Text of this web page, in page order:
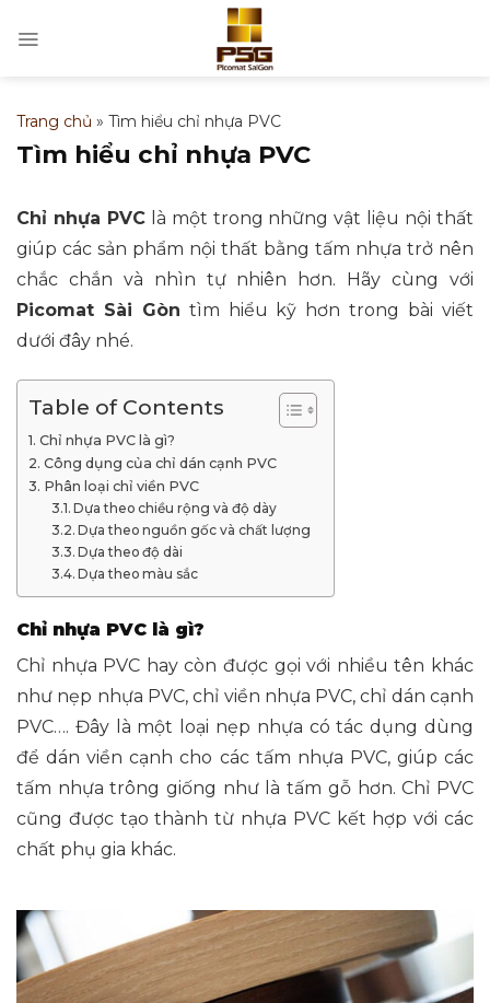
qua
Trang chủ » Tìm hiểu chỉ nhựa PVC
Tìm hiểu chỉ nhựa PVC
Chỉ nhựa PVClà một trong những vật liệu nội thất
giúp các sản phẩm nội thất bằng tấm nhựa trở nên
chắc chắn và nhìn tự nhiên hơn. Hãy cùng với
Picomat Sài Gòn tìm hiểu kỹ hơn trong bài viết
dưới đây nhé.
Table of Contents
Chỉ nhựa PVC là gì?
Công dụng của chỉ dán cạnh PVC
Phân loại chỉ viền PVC
Dựa theo chiều rộng và độ dày
Dựa theo nguồn gốc và chất lượng
Dựa theo độ dài
Dựa theo màu sắc
Chỉ nhựa PVC là gì?
Chỉ nhựa PVC hay còn được gọi với nhiều tên khác
như nẹp nhựa PVC, chỉ viền nhựa PVC, chỉ dán cạnh
PVC…. Đây là một loại nẹp nhựa có tác dụng dùng
để dán viền cạnh cho các tấm nhựa PVC, giúp các
tấm nhựa trông giống như là tấm gỗ hơn. Chỉ PVC
cũng được tạo thành từ nhựa PVC kết hợp với các
chất phụ gia khác.